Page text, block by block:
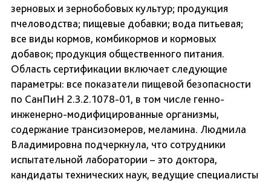
зерновых и зернобобовых культур; продукция
пчеловодства; пищевые добавки; вода питьевая;
все виды кормов, комбикормов и кормовых
добавок; продукция общественного питания.
Область сертификации включает следующие
параметры: все показатели пищевой безопасности
по СанПиН 2.3.2.1078-01, в том числе генно-
инженерно-модифицированные организмы,
содержание трансизомеров, меламина. Людмила
Владимировна подчеркнула, что сотрудники
испытательной лаборатории – это доктора,
кандидаты технических наук, ведущие специалисты